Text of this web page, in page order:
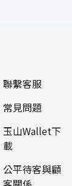
亞、鯨世界降0.8
汽油每公升降2元
每公升加油省一些
油價一次漲這麼多
搭捷運、公車或火
了省下油錢同時還
遊聯名卡享有小額
2012/6/30前不限
「必勝客個人比
ELEVEN自動加值
大杯熱拿鐵乙杯，
聯繫客服
常見問題
玉山Wallet下
載
公平待客與顧